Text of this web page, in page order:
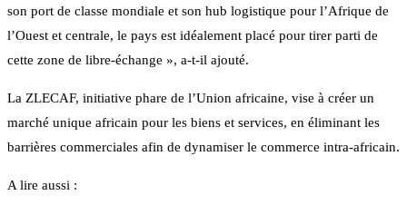
son port de classe mondiale et son hub logistique pour l’Afrique de
l’Ouest et centrale, le pays est idéalement placé pour tirer parti de
cette zone de libre-échange », a-t-il ajouté.
La ZLECAF, initiative phare de l’Union africaine, vise à créer un
marché unique africain pour les biens et services, en éliminant les
barrières commerciales afin de dynamiser le commerce intra-africain.
A lire aussi :